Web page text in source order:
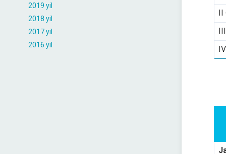
2019 yil
2018 yil
2017 yil
2016 yil
II